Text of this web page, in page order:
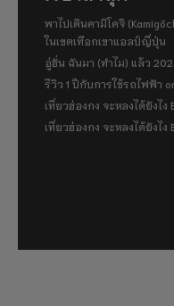
พาไปเดินคามิโคจิ
ในเขตเทือกเขาแอลป์ญี่ปุ่น
อู่ฮั่น ฉันมา (ทำไม) แล้ว
รีวิว 1 ปีกับการใช้รถไฟฟ้า
เที่ยวฮ่องกง จะหลงได้ยังไง
เที่ยวฮ่องกง จะหลงได้ยังไง